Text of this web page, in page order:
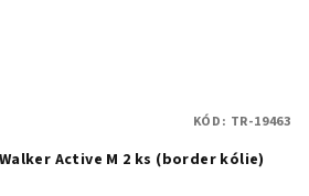
Active M 2 ks (border kólie)
KÓD: TR-19463